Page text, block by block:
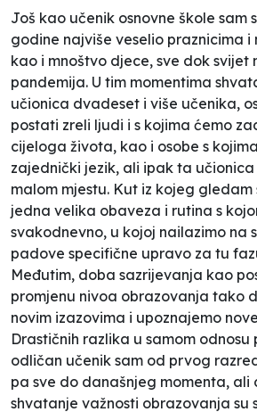
Još kao učenik osnovne škole sam
godine najviše veselio praznicima
kao i mnoštvo djece, sve dok svijet
pandemija. U tim momentima
učionica dvadeset i više učenika,
postati zreli ljudi i s kojima ćemo
cijeloga života, kao i osobe s
zajednički jezik, ali ipak ta
malom mjestu. Kut iz kojeg gledam
jedna velika obaveza i rutina s
svakodnevno, u kojoj nailazimo na
padove specifične upravo za tu
Međutim, doba sazrijevanja kao
promjenu nivoa obrazovanja tako
novim izazovima i upoznajemo
Drastičnih razlika u samom odnosu
odličan učenik sam od prvog
pa sve do današnjeg momenta, ali
shvatanje važnosti obrazovanja su